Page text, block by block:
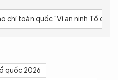
chí toàn quốc "Vì an ninh Tổ
quốc 2026